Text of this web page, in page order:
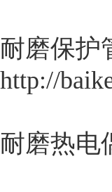
耐磨保护
http://
耐磨热电